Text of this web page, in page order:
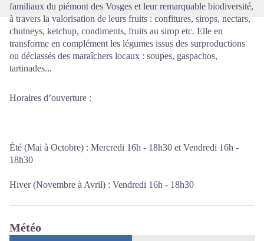
familiaux du piémont des Vosges et leur remarquable biodiversité,
à travers la valorisation de leurs fruits : confitures, sirops, nectars,
chutneys, ketchup, condiments, fruits au sirop etc. Elle en
transforme en complément les légumes issus des surproductions
ou déclassés des maraîchers locaux : soupes, gaspachos,
tartinades...
Horaires d’ouverture :
Été (Mai à Octobre) : Mercredi 16h - 18h30 et Vendredi 16h -
18h30
Hiver (Novembre à Avril) : Vendredi 16h - 18h30
Météo